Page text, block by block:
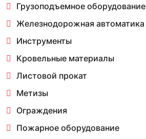
Грузоподъемное оборудование
Железнодорожная автоматика
Инструменты
Кровельные материалы
Листовой прокат
Метизы
Ограждения
Пожарное оборудование